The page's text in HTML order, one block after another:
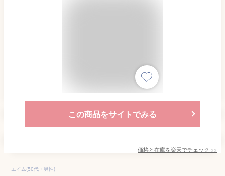
この商品をサイトでみる
価格と在庫を楽天でチェック >>
エイム(50代・男性)